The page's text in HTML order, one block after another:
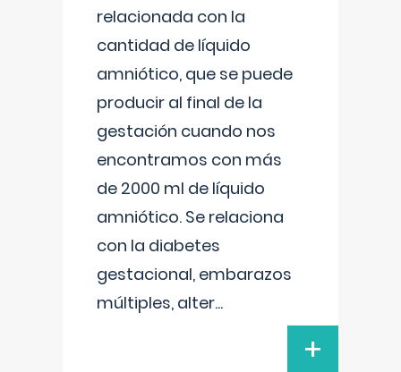
relacionada con la
cantidad de líquido
amniótico, que se puede
producir al final de la
gestación cuando nos
encontramos con más
de 2000 ml de líquido
amniótico. Se relaciona
con la diabetes
gestacional, embarazos
múltiples, alter...
+